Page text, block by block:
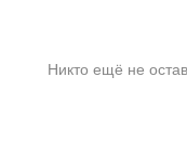
Никто ещё не